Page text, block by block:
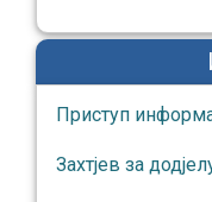
Приступ
Захтјев за